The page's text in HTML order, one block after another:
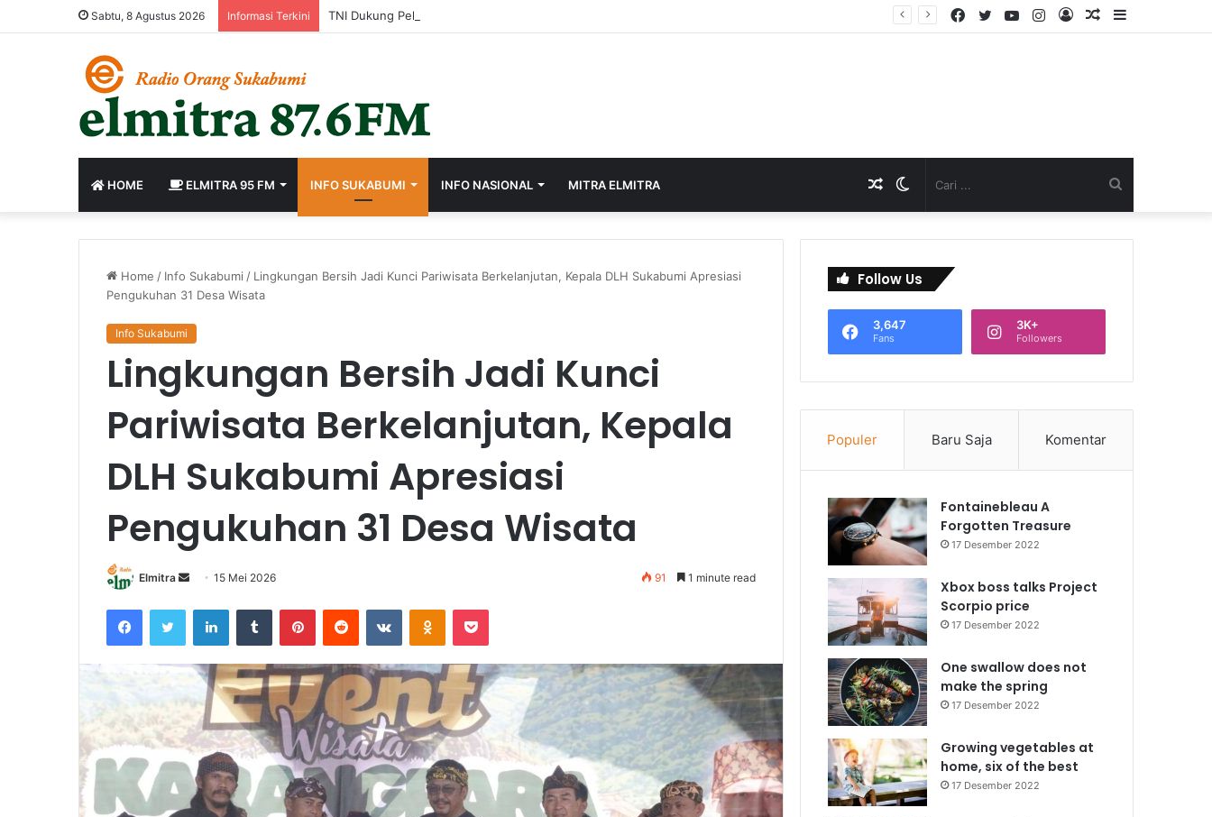
Sabtu, 8 Agustus 2026 Informasi Terkini Sidebar
Artikel
Log
Instagram
YouTube
Twitter
Facebook
HOME ELMITRA 95 FM INFO SUKABUMI INFO NASIONAL MITRA ELMITRA
...
Switch
skin
Artikel
Acak
Home / Info Sukabumi / Lingkungan Bersih Jadi Kunci Pariwisata Berkelanjutan, Kepala DLH Sukabumi Apresiasi
Pengukuhan 31 Desa Wisata
Info Sukabumi
Lingkungan Bersih Jadi Kunci
Pariwisata Berkelanjutan, Kepala
DLH Sukabumi Apresiasi
Pengukuhan 31 Desa Wisata
Elmitra
Send
email
15 Mei 2026 91 1 minute read
FacebookTwitter LinkedInTumblr PinterestReddit VKontakteOdnoklassniki
Pocket
Follow Us
3,647
Fans
3K+
Followers
Populer Baru Saja Komentar
Fontainebleau A
Forgotten Treasure
17 Desember 2022
Xbox boss talks Project
Scorpio price
17 Desember 2022
One swallow does not
make the spring
17 Desember 2022
Growing vegetables at
home, six of the best
17 Desember 2022